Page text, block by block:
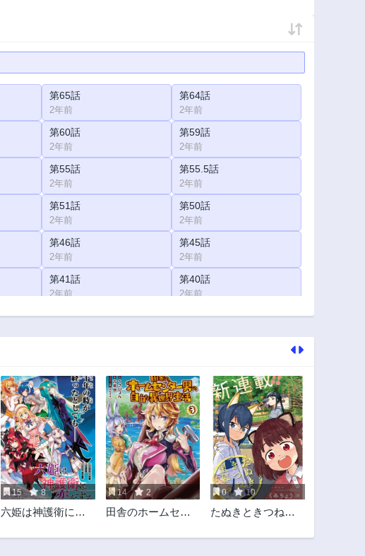
第65話
2年前
第64話
2年前
第60話
2年前
第59話
2年前
第55話
2年前
第55.5話
2年前
第51話
2年前
第50話
2年前
第46話
2年前
第45話
2年前
第41話
2年前
第40話
2年前
第36話 第35話
第26話
2年前
第25話
2年前
第21話
2年前
第20話
2年前
第16話
2年前
第15話
2年前
第11話
2年前
第10話
2年前
第6話 第5話
15 8
六姫は神護衛に恋
守護騎士、転生し
14 2
田舎のホームセン
世界生活
0 10
たぬきときつねと